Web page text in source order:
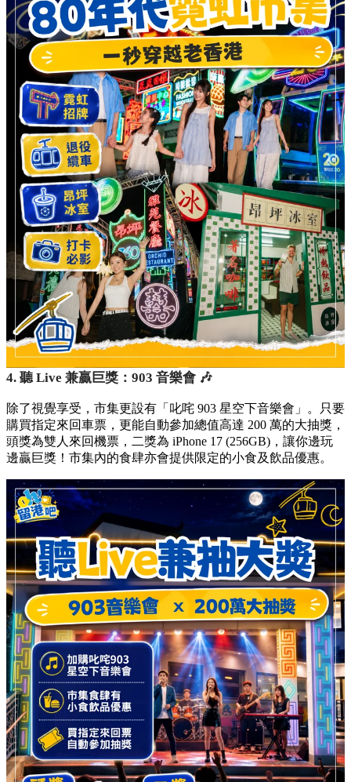
4. 聽 Live 兼贏巨獎：903 音樂會 🎶
除了視覺享受，市集更設有「叱咤 903 星空下音樂會」。只要
購買指定來回車票，更能自動參加總值高達 200 萬的大抽獎，
頭獎為雙人來回機票，二獎為 iPhone 17 (256GB)，讓你邊玩
邊贏巨獎！市集內的食肆亦會提供限定的小食及飲品優惠。